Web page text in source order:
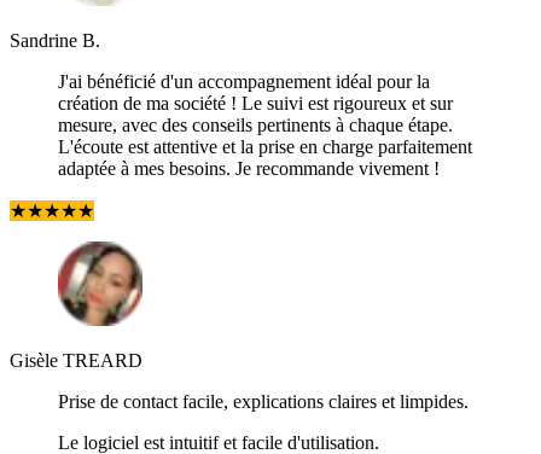
Sandrine B.
J'ai bénéficié d'un accompagnement idéal pour la
création de ma société ! Le suivi est rigoureux et sur
mesure, avec des conseils pertinents à chaque étape.
L'écoute est attentive et la prise en charge parfaitement
adaptée à mes besoins. Je recommande vivement !
★★★★★
Gisèle TREARD
Prise de contact facile, explications claires et limpides.
Le logiciel est intuitif et facile d'utilisation.